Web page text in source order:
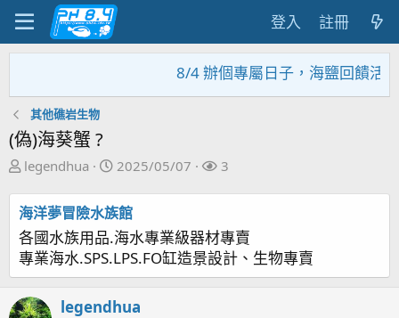
登入 註冊
8/4 辦個專屬日子，海鹽回饋活
其他礁岩生物
(偽)海葵蟹 ?
主
發
起
人
legendhua
開
日
期
2025/05/07
關
3
海洋夢冒險水族館
各國水族用品.海水專業級器材專賣
專業海水.SPS.LPS.FO缸造景設計、生物專賣
legendhua